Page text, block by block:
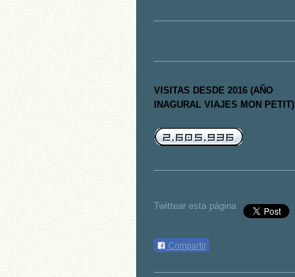
VISITAS DESDE 2016 (AÑO
INAGURAL VIAJES MON PETIT)
Twittear esta página
Compartir